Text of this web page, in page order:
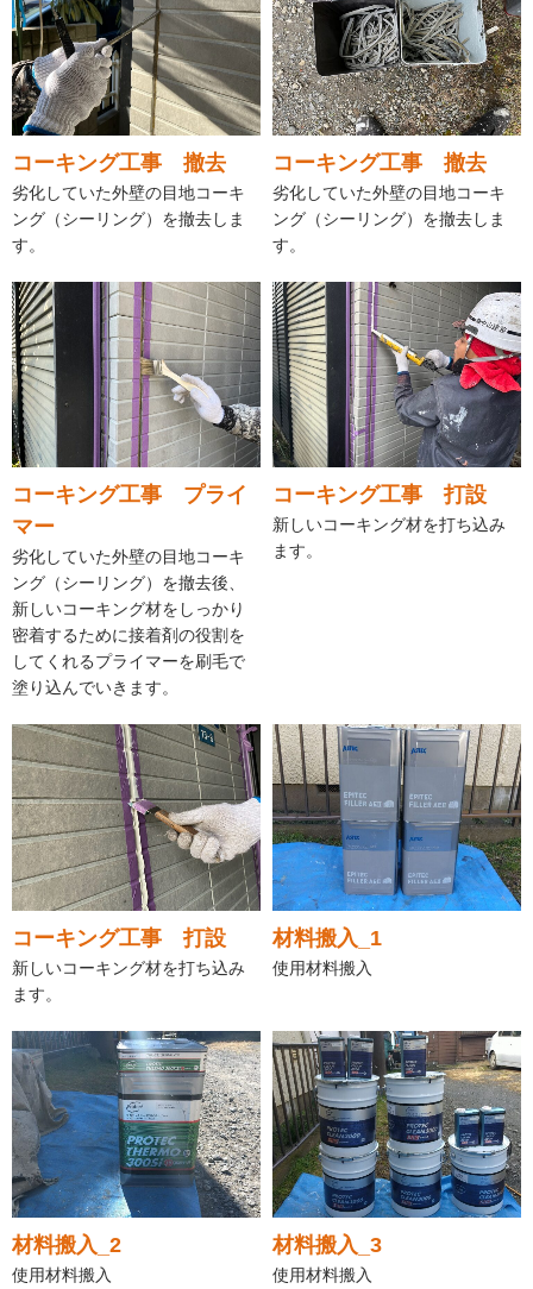
コーキング工事 撤去
劣化していた外壁の目地コーキ
ング（シーリング）を撤去しま
す。
コーキング工事 撤去
劣化していた外壁の目地コーキ
ング（シーリング）を撤去しま
す。
コーキング工事 プライ
マー
劣化していた外壁の目地コーキ
ング（シーリング）を撤去後、
新しいコーキング材をしっかり
密着するために接着剤の役割を
してくれるプライマーを刷毛で
塗り込んでいきます。
コーキング工事 打設
新しいコーキング材を打ち込み
ます。
コーキング工事 打設
新しいコーキング材を打ち込み
ます。
材料搬入_1
使用材料搬入
材料搬入_2
使用材料搬入
材料搬入_3
使用材料搬入